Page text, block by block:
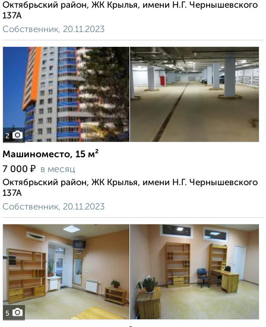
Октябрьский район, ЖК Крылья, имени Н.Г. Чернышевского
137А
Собственник, 20.11.2023
2
Машиноместо, 15 м²
7 000 ₽ в месяц
Октябрьский район, ЖК Крылья, имени Н.Г. Чернышевского
137А
Собственник, 20.11.2023
5